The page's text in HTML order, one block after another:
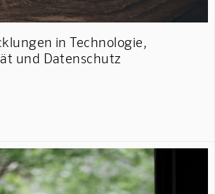
in Technologie,
und Datenschutz